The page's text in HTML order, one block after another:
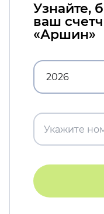
Узнайте,
ваш
«Аршин»